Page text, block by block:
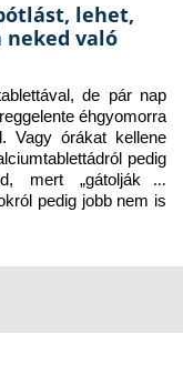
lehet,
neked való
de pár nap
éhgyomorra
Vagy órákat kellene
pedig
mert „gátolják a
pedig jobb nem is